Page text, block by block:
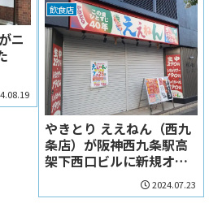
ニ
飲食店
やきとり ええねん（西九
条店）が阪神西九条駅高
架下西口ビルに新規オー
プン（2024/7/26）2024.07.23